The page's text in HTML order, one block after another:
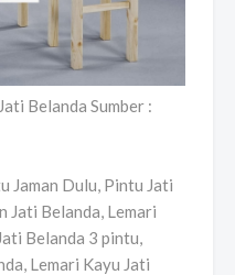
Belanda Sumber :
Jaman Dulu, Pintu Jati
Jati Belanda, Lemari
Belanda 3 pintu,
Lemari Kayu Jati